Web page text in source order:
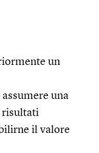
un
una
risultati
il valore